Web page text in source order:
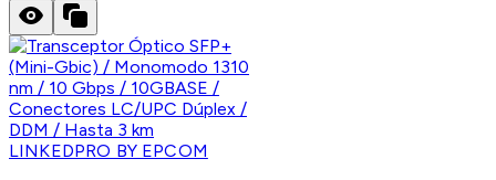
LINKEDPRO BY EPCOM